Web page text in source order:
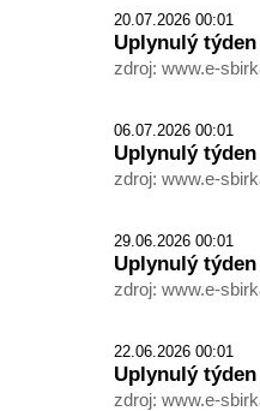
20.07.2026 00:01
Uplynulý týden
zdroj: www.e-
06.07.2026 00:01
Uplynulý týden
zdroj: www.e-
29.06.2026 00:01
Uplynulý týden
zdroj: www.e-
22.06.2026 00:01
Uplynulý týden
zdroj: www.e-